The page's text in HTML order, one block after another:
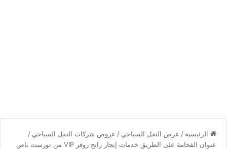
الرئيسية / عرض النقل السياحي / عروض شركات النقل السياحي /
عنوان الفخامة على الطريق خدمات إيجار رانج روفر VIP من تورست باص